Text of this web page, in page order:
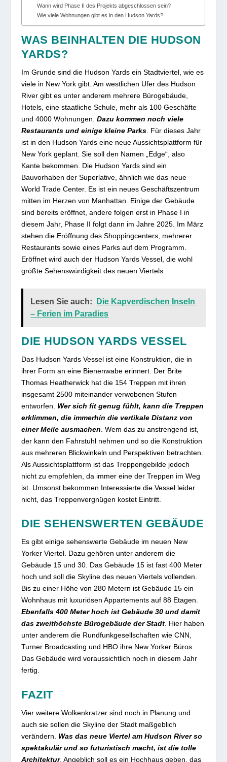
Wann wird Phase II des Projekts abgeschlossen sein?
Wie viele Wohnungen gibt es in den Hudson Yards?
WAS BEINHALTEN DIE HUDSON
YARDS?
Im Grunde sind die Hudson Yards ein Stadtviertel, wie es
viele in New York gibt. Am westlichen Ufer des Hudson
River gibt es unter anderem mehrere Bürogebäude,
Hotels, eine staatliche Schule, mehr als 100 Geschäfte
und 4000 Wohnungen.Dazu kommen noch viele
Restaurants und einige kleine Parks. Für dieses Jahr
ist in den Hudson Yards eine neue Aussichtsplattform für
New York geplant. Sie soll den Namen „Edge“, also
Kante bekommen. Die Hudson Yards sind ein
Bauvorhaben der Superlative, ähnlich wie das neue
World Trade Center. Es ist ein neues Geschäftszentrum
mitten im Herzen von Manhattan. Einige der Gebäude
sind bereits eröffnet, andere folgen erst in Phase I in
diesem Jahr, Phase II folgt dann im Jahre 2025. Im März
stehen die Eröffnung des Shoppingcenters, mehrerer
Restaurants sowie eines Parks auf dem Programm.
Eröffnet wird auch der Hudson Yards Vessel, die wohl
größte Sehenswürdigkeit des neuen Viertels.
Lesen Sie auch:
Die Kapverdischen Inseln
– Ferien im Paradies
DIE HUDSON YARDS VESSEL
Das Hudson Yards Vessel ist eine Konstruktion, die in
ihrer Form an eine Bienenwabe erinnert. Der Brite
Thomas Heatherwick hat die 154 Treppen mit ihren
insgesamt 2500 miteinander verwobenen Stufen
entworfen. Wer sich fit genug fühlt, kann die Treppen
erklimmen, die immerhin die vertikale Distanz von
einer Meile ausmachen . Wem das zu anstrengend ist,
der kann den Fahrstuhl nehmen und so die Konstruktion
aus mehreren Blickwinkeln und Perspektiven betrachten.
Als Aussichtsplattform ist das Treppengebilde jedoch
nicht zu empfehlen, da immer eine der Treppen im Weg
ist. Umsonst bekommen Interessierte die Vessel leider
nicht, das Treppenvergnügen kostet Eintritt.
DIE SEHENSWERTEN GEBÄUDE
Es gibt einige sehenswerte Gebäude im neuen New
Yorker Viertel. Dazu gehören unter anderem die
Gebäude 15 und 30. Das Gebäude 15 ist fast 400 Meter
hoch und soll die Skyline des neuen Viertels vollenden.
Bis zu einer Höhe von 280 Metern ist Gebäude 15 ein
Wohnhaus mit luxuriösen Appartements auf 88 Etagen.
Ebenfalls 400 Meter hoch ist Gebäude 30 und damit
das zweithöchste Bürogebäude der Stadt . Hier haben
unter anderem die Rundfunkgesellschaften wie CNN,
Turner Broadcasting und HBO ihre New Yorker Büros.
Das Gebäude wird voraussichtlich noch in diesem Jahr
fertig.
FAZIT
Vier weitere Wolkenkratzer sind noch in Planung und
auch sie sollen die Skyline der Stadt maßgeblich
verändern. Was das neue Viertel am Hudson River so
spektakulär und so futuristisch macht, ist die tolle
Architektur. Angeblich soll es ein Hochhaus geben, das